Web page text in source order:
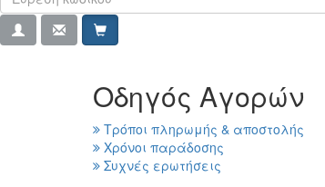
Οδηγός Αγορών
Τρόποι πληρωμής & αποστολής
Χρόνοι παράδοσης
Συχνές ερωτήσεις